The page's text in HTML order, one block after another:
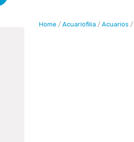
Home / Acuariofilia / Acuarios /